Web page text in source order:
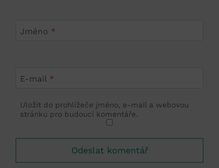
Jméno *
E-mail *
Uložit do prohlížeče jméno, e-mail a webovou
stránku pro budoucí komentáře.